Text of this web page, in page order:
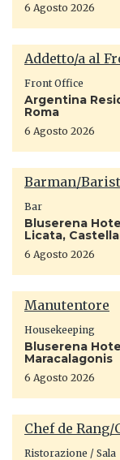
6 Agosto 2026
Addetto/a al
Front Office
Argentina
Roma
6 Agosto 2026
Barman/
Bar
Bluserena
Licata,
6 Agosto 2026
Manutentore
Housekeeping
Bluserena
Maracalagonis
6 Agosto 2026
Chef de
Ristorazione / Sala